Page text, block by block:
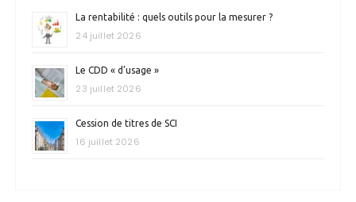
La rentabilité : quels outils pour la mesurer ?
24 juillet 2026
Le CDD « d’usage »
23 juillet 2026
Cession de titres de SCI
16 juillet 2026